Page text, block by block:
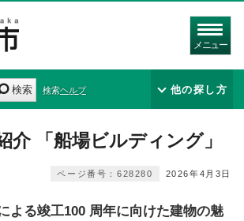
メニュー
検索 検索ヘルプ 他の探し方
介 「船場ビルディング」
2026年4月3日
ページ番号：628280
よる竣工100 周年に向けた建物の魅